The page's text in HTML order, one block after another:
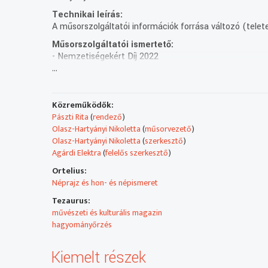
Technikai leírás:
A műsorszolgáltatói információk forrása változó
Műsorszolgáltatói ismertető:
- Nemzetiségekért Díj 2022
Év végéhez közeledve kicsit könnyedebb témákkal és
Fergeteges showműsorral zárta az évet 4
varázsolva a helyszínre.
- NEMZETISÉGEKÉRT DÍJ 2022.
A Nemzetiségek Napja alkalmából a Bolgár Házban
- JOANNA DUDA TRIO OPUS JAZZ CLUBBAN
Idén immár 10. alkalommal rendeztek a Opus Jazz
jeles képviselőit vonultatta fel. A Rondó stábjával
Zenével folytatjuk, de más stílusban. A Meybahar
talajvesztettség utáni felállásról, egy elfogadó
...
Közreműködők:
Pászti Rita(rendező)
Olasz-Hartyányi Nikoletta(műsorvezető)
Olasz-Hartyányi Nikoletta(szerkesztő)
Agárdi Elektra(felelős szerkesztő)
Ortelius:
Néprajz és hon- és népismeret
Tezaurus:
művészeti és kulturális magazin
hagyományőrzés
Kiemelt részek